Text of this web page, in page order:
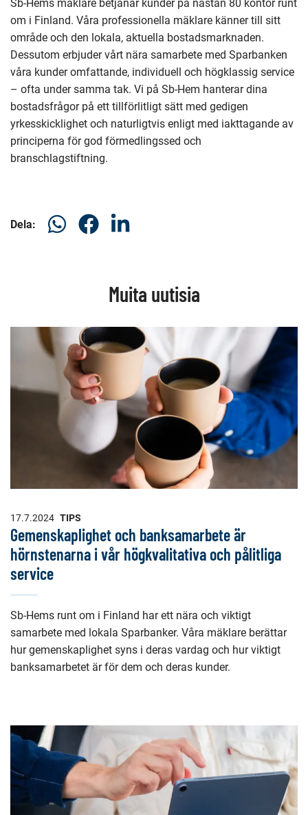
Sb-Hems mäklare betjänar kunder på nästan 80 kontor runt
om i Finland. Våra professionella mäklare känner till sitt
område och den lokala, aktuella bostadsmarknaden.
Dessutom erbjuder vårt nära samarbete med Sparbanken
våra kunder omfattande, individuell och högklassig service
– ofta under samma tak. Vi på Sb-Hem hanterar dina
bostadsfrågor på ett tillförlitligt sätt med gedigen
yrkesskicklighet och naturligtvis enligt med iakttagande av
principerna för god förmedlingssed och
branschlagstiftning.
Dela:
Dela
Dela
på
Dela
Muita uutisia
17.7.2024 TIPS
Gemenskaplighet och banksamarbete är
hörnstenarna i vår högkvalitativa och pålitliga
service
Sb-Hems runt om i Finland har ett nära och viktigt
samarbete med lokala Sparbanker. Våra mäklare berättar
hur gemenskaplighet syns i deras vardag och hur viktigt
banksamarbetet är för dem och deras kunder.